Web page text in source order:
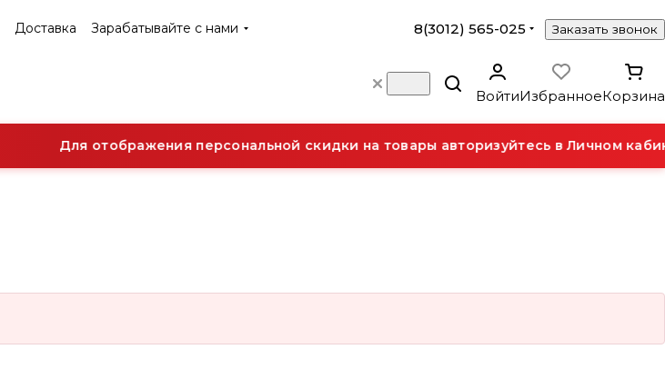
Доставка Зарабатывайте с нами 8(3012) 565-025 Заказать звонок
ВойтиИзбранноеКорзина
Для отображения персональной скидки на товары авторизуйтесь в Личном